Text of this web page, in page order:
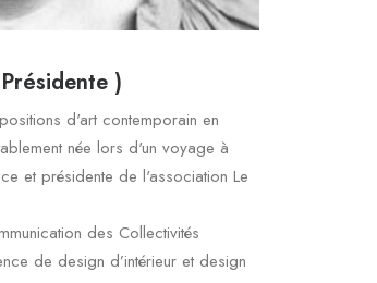
)
d'art contemporain en
née lors d'un voyage à
et présidente de l'association Le
des Collectivités
de design d’intérieur et design